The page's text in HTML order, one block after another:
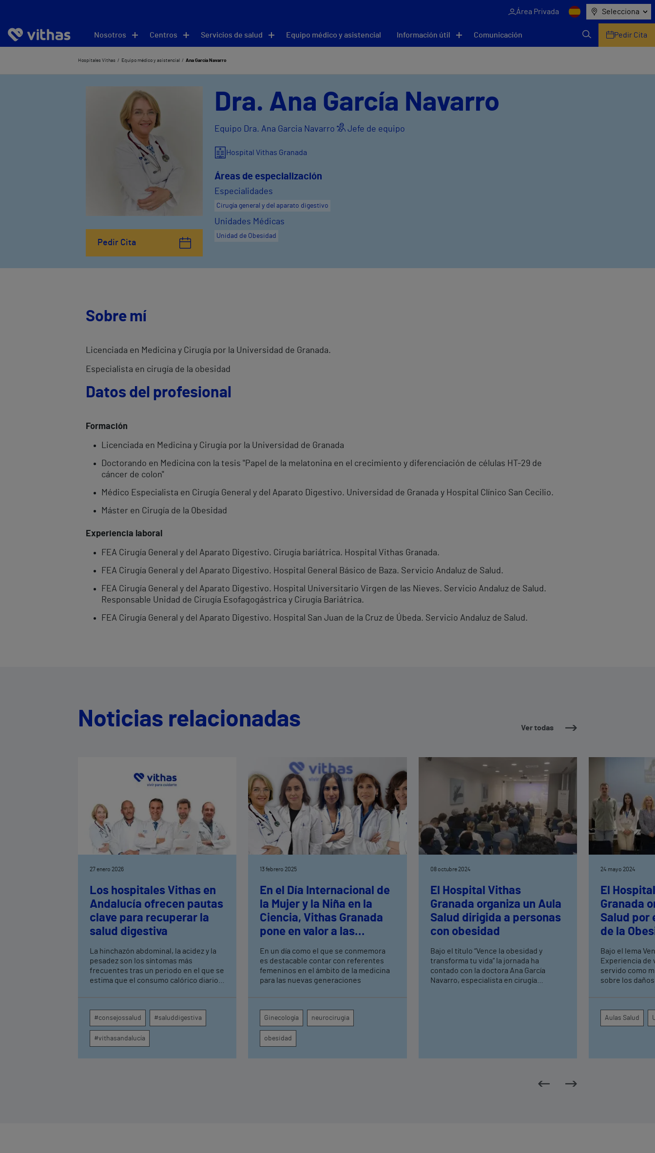
Área Privada Selecciona
Nosotros Centros Servicios de salud Equipo médico y asistencial Información útil Comunicación Pedir Cita
Hospitales Vithas Equipo médico y asistencial Ana García Navarro
Pedir Cita
Dra. Ana García Navarro
Equipo Dra. Ana Garcia Navarro Jefe de equipo
Hospital Vithas Granada
Áreas de especialización
Especialidades
Cirugía general y del aparato digestivo
Unidades Médicas
Unidad de Obesidad
Sobre mí
Licenciada en Medicina y Cirugía por la Universidad de Granada.
Especialista en cirugía de la obesidad
Datos del profesional
Formación
Licenciada en Medicina y Cirugía por la Universidad de Granada
Doctorando en Medicina con la tesis "Papel de la melatonina en el crecimiento y diferenciación de células HT-29 de
cáncer de colon"
Médico Especialista en Cirugía General y del Aparato Digestivo. Universidad de Granada y Hospital Clínico San Cecilio.
Máster en Cirugía de la Obesidad
Experiencia laboral
FEA Cirugía General y del Aparato Digestivo. Cirugía bariátrica. Hospital Vithas Granada.
FEA Cirugía General y del Aparato Digestivo. Hospital General Básico de Baza. Servicio Andaluz de Salud.
FEA Cirugía General y del Aparato Digestivo. Hospital Universitario Virgen de las Nieves. Servicio Andaluz de Salud.
Responsable Unidad de Cirugía Esofagogástrica y Cirugía Bariátrica.
FEA Cirugía General y del Aparato Digestivo. Hospital San Juan de la Cruz de Úbeda. Servicio Andaluz de Salud.
Noticias relacionadas Ver todas
27 enero 2026
Los hospitales Vithas en
Andalucía ofrecen pautas
clave para recuperar la
salud digestiva
La hinchazón abdominal, la acidez y la
pesadez son los síntomas más
frecuentes tras un periodo en el que se
estima que el consumo calórico diario
en Andalucía subrayan la importancia
de retomar hábitos saludables de
forma progresiva y bajo supervisión
médica en casos de patologías
crónicas.
#consejossalud #saluddigestiva
#vithasandalucía
13 febrero 2025
En el Día Internacional de
la Mujer y la Niña en la
Ciencia, Vithas Granada
pone en valor a las
mujeres profesionales del
hospital
En un día como el que se conmemora
es destacable contar con referentes
femeninos en el ámbito de la medicina
para las nuevas generaciones
Ginecología neurocirugia
obesidad
08 octubre 2024
El Hospital Vithas
Granada organiza un Aula
Salud dirigida a personas
con obesidad
Bajo el título “Vence la obesidad y
transforma tu vida” la jornada ha
contado con la doctora Ana García
Navarro, especialista en cirugía
24 mayo 2024
El
Granada
Salud por
de la
Bajo el lema
Experiencia de
servido como
sobre los
Aulas Salud